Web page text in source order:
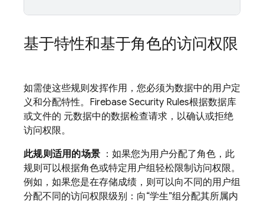
基于特性和基于角色的访问权限
如需使这些规则发挥作用，您必须为数据中的用户定
义和分配特性。 Firebase Security Rules根据数据库
或文件的 元数据中的数据检查请求，以确认或拒绝
访问权限。
此规则适用的场景 ：如果您为用户分配了角色，此
规则可以根据角色或特定用户组轻松限制访问权限。
例如，如果您是在存储成绩，则可以向不同的用户组
分配不同的访问权限级别：向“学生”组分配其所属内